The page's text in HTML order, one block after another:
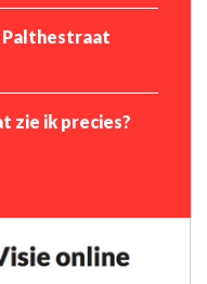
zie ik precies?